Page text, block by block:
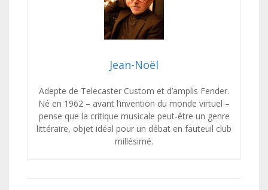
Jean-Noël
Adepte de Telecaster Custom et d’amplis Fender.
Né en 1962 – avant l’invention du monde virtuel –
pense que la critique musicale peut-être un genre
littéraire, objet idéal pour un débat en fauteuil club
millésimé.